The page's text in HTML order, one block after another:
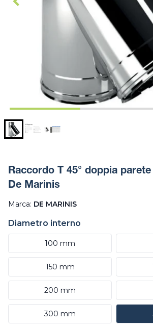
Raccordo T 45° doppia
De Marinis
Marca: DE MARINIS
Diametro interno
100 mm
150 mm
200 mm
300 mm